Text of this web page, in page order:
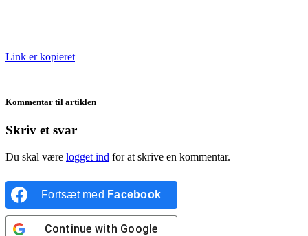
Link er kopieret
Kommentar til artiklen
Skriv et svar
Du skal være logget ind for at skrive en kommentar.
Fortsæt med Facebook
Continue with Google